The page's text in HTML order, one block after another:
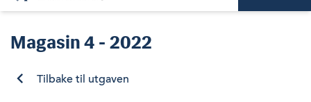
Magasin4 - 2022
Tilbake til utgaven